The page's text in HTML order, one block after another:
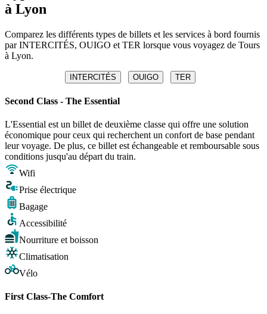
à Lyon
Comparez les différents types de billets et les services à bord fournis
par INTERCITÉS, OUIGO et TER lorsque vous voyagez de Tours
à Lyon.
INTERCITÉS OUIGO TER
Second Class - The Essential
L'Essential est un billet de deuxième classe qui offre une solution
économique pour ceux qui recherchent un confort de base pendant
leur voyage. De plus, ce billet est échangeable et remboursable sous
conditions jusqu'au départ du train.
Wifi
Prise électrique
Bagage
Accessibilité
Nourriture et boisson
Climatisation
Vélo
First Class-The Comfort